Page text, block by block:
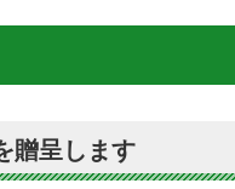
贈呈します